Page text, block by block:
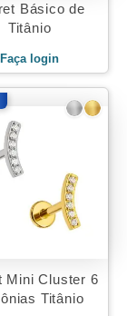
Básico de
Titânio
Faça login
Mini Cluster 6
Titânio